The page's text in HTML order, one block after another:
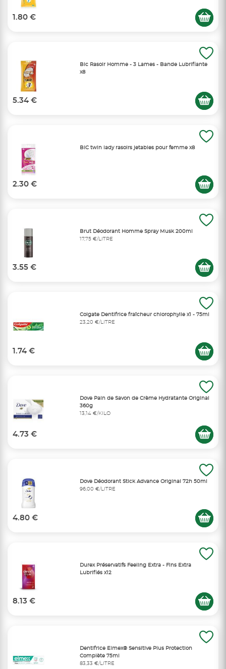
1.80 €
Bic Rasoir Homme - 3 Lames - Bande Lubrifiante
x8
5.34 €
BIC twin lady rasoirs jetables pour femme x8
2.30 €
Brut Déodorant Homme Spray Musk 200ml
17,75 €/LITRE
3.55 €
Colgate Dentifrice fraîcheur chlorophylle x1 - 75ml
23,20 €/LITRE
1.74 €
Dove Pain de Savon de Crème Hydratante Original
360g
13,14 €/KILO
4.73 €
Dove Déodorant Stick Advance Original 72h 50ml
96,00 €/LITRE
4.80 €
Durex Préservatifs Feeling Extra - Fins Extra
Lubrifiés x12
8.13 €
Dentifrice Elmex® Sensitive Plus Protection
Complète 75ml
83,33 €/LITRE